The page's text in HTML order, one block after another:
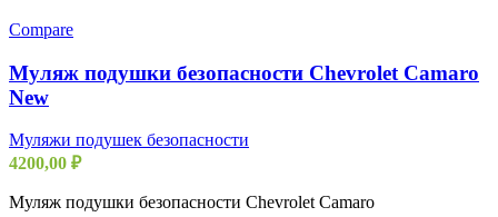
Compare
Муляж подушки безопасности Chevrolet Camaro
New
Муляжи подушек безопасности
4200,00 ₽
Муляж подушки безопасности Chevrolet Camaro